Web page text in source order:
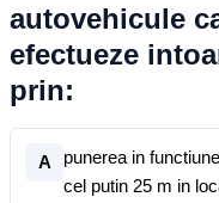
autovehicule
efectueze
prin:
A
punerea in
cel putin 25 m in